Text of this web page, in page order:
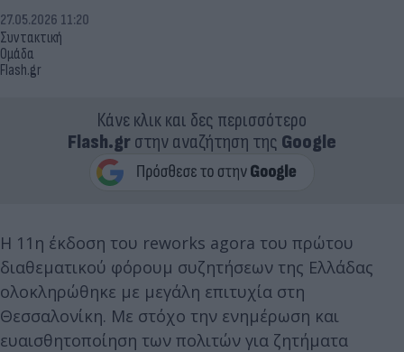
Συντακτική
Ομάδα
Flash.gr
27.05.2026 11:20
Κάνε κλικ και δες περισσότερο
Flash.grστην αναζήτηση της Google
Η 11η έκδοση του reworks agora του πρώτου
διαθεματικού φόρουμ συζητήσεων της Ελλάδας
ολοκληρώθηκε με μεγάλη επιτυχία στη
Θεσσαλονίκη. Με στόχο την ενημέρωση και
ευαισθητοποίηση των πολιτών για ζητήματα